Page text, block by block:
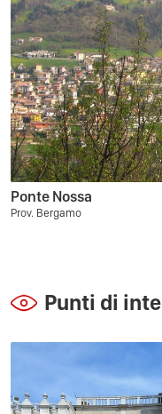
Ponte Nossa
Prov. Bergamo
Punti di